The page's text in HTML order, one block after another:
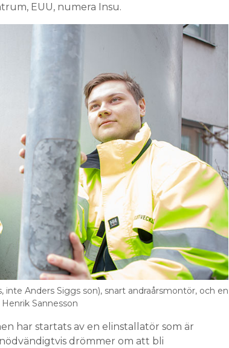
EUU, numera Insu.
inte Anders Siggs son), snart andraårs­montör, och en
Sannesson
har startats av en elinstallatör som är
drömmer om att bli